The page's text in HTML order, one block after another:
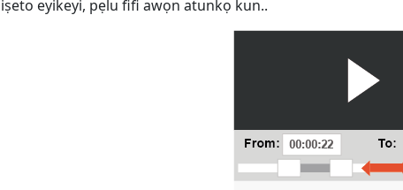
iṣeto eyikeyi, pẹlu fifi awọn atunkọ kun..